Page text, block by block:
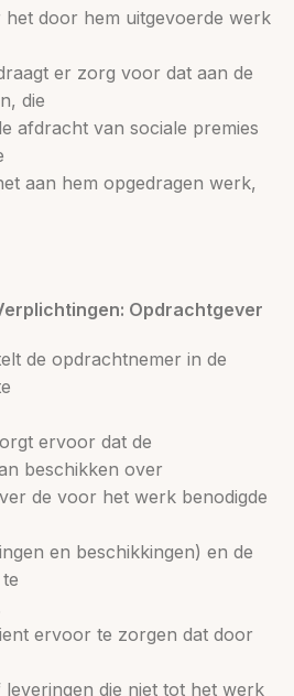
door hem uitgevoerde werk
er zorg voor dat aan de
die
afdracht van sociale premies
aan hem opgedragen werk,
Opdrachtgever
de opdrachtnemer in de
ervoor dat de
beschikken over
de voor het werk benodigde
en beschikkingen) en de
ervoor te zorgen dat door
die niet tot het werk